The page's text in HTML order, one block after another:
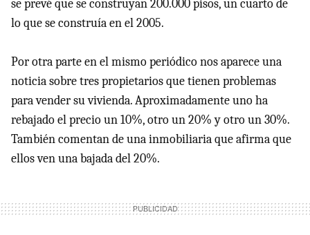
se prevé que se construyan 200.000 pisos, un cuarto de
lo que se construía en el 2005.
Por otra parte en el mismo periódico nos aparece una
noticia sobre tres propietarios que tienen problemas
para vender su vivienda. Aproximadamente uno ha
rebajado el precio un 10%, otro un 20% y otro un 30%.
También comentan de una inmobiliaria que afirma que
ellos ven una bajada del 20%.